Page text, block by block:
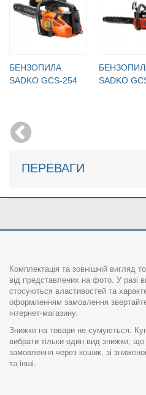
БЕНЗОПИЛА
SADKO GCS-254
SADKO
ПЕРЕВАГИ
Комплектація та зовнішній вигляд
від представлених на фото. У разі
стосуються властивостей та
оформленням замовлення
інтернет-магазину.
Знижки на товари не сумуються.
вибрати тільки один вид знижки,
замовлення через кошик, зі
та інші.